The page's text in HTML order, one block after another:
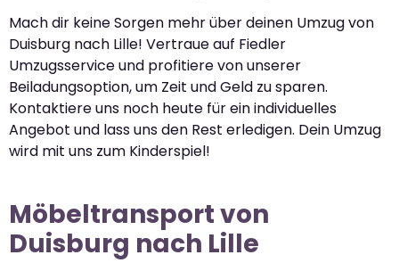
Mach dir keine Sorgen mehr über deinen Umzug von
Duisburg nach Lille! Vertraue auf Fiedler
Umzugsservice und profitiere von unserer
Beiladungsoption, um Zeit und Geld zu sparen.
Kontaktiere uns noch heute für ein individuelles
Angebot und lass uns den Rest erledigen. Dein Umzug
wird mit uns zum Kinderspiel!
Möbeltransport von
Duisburg nach Lille